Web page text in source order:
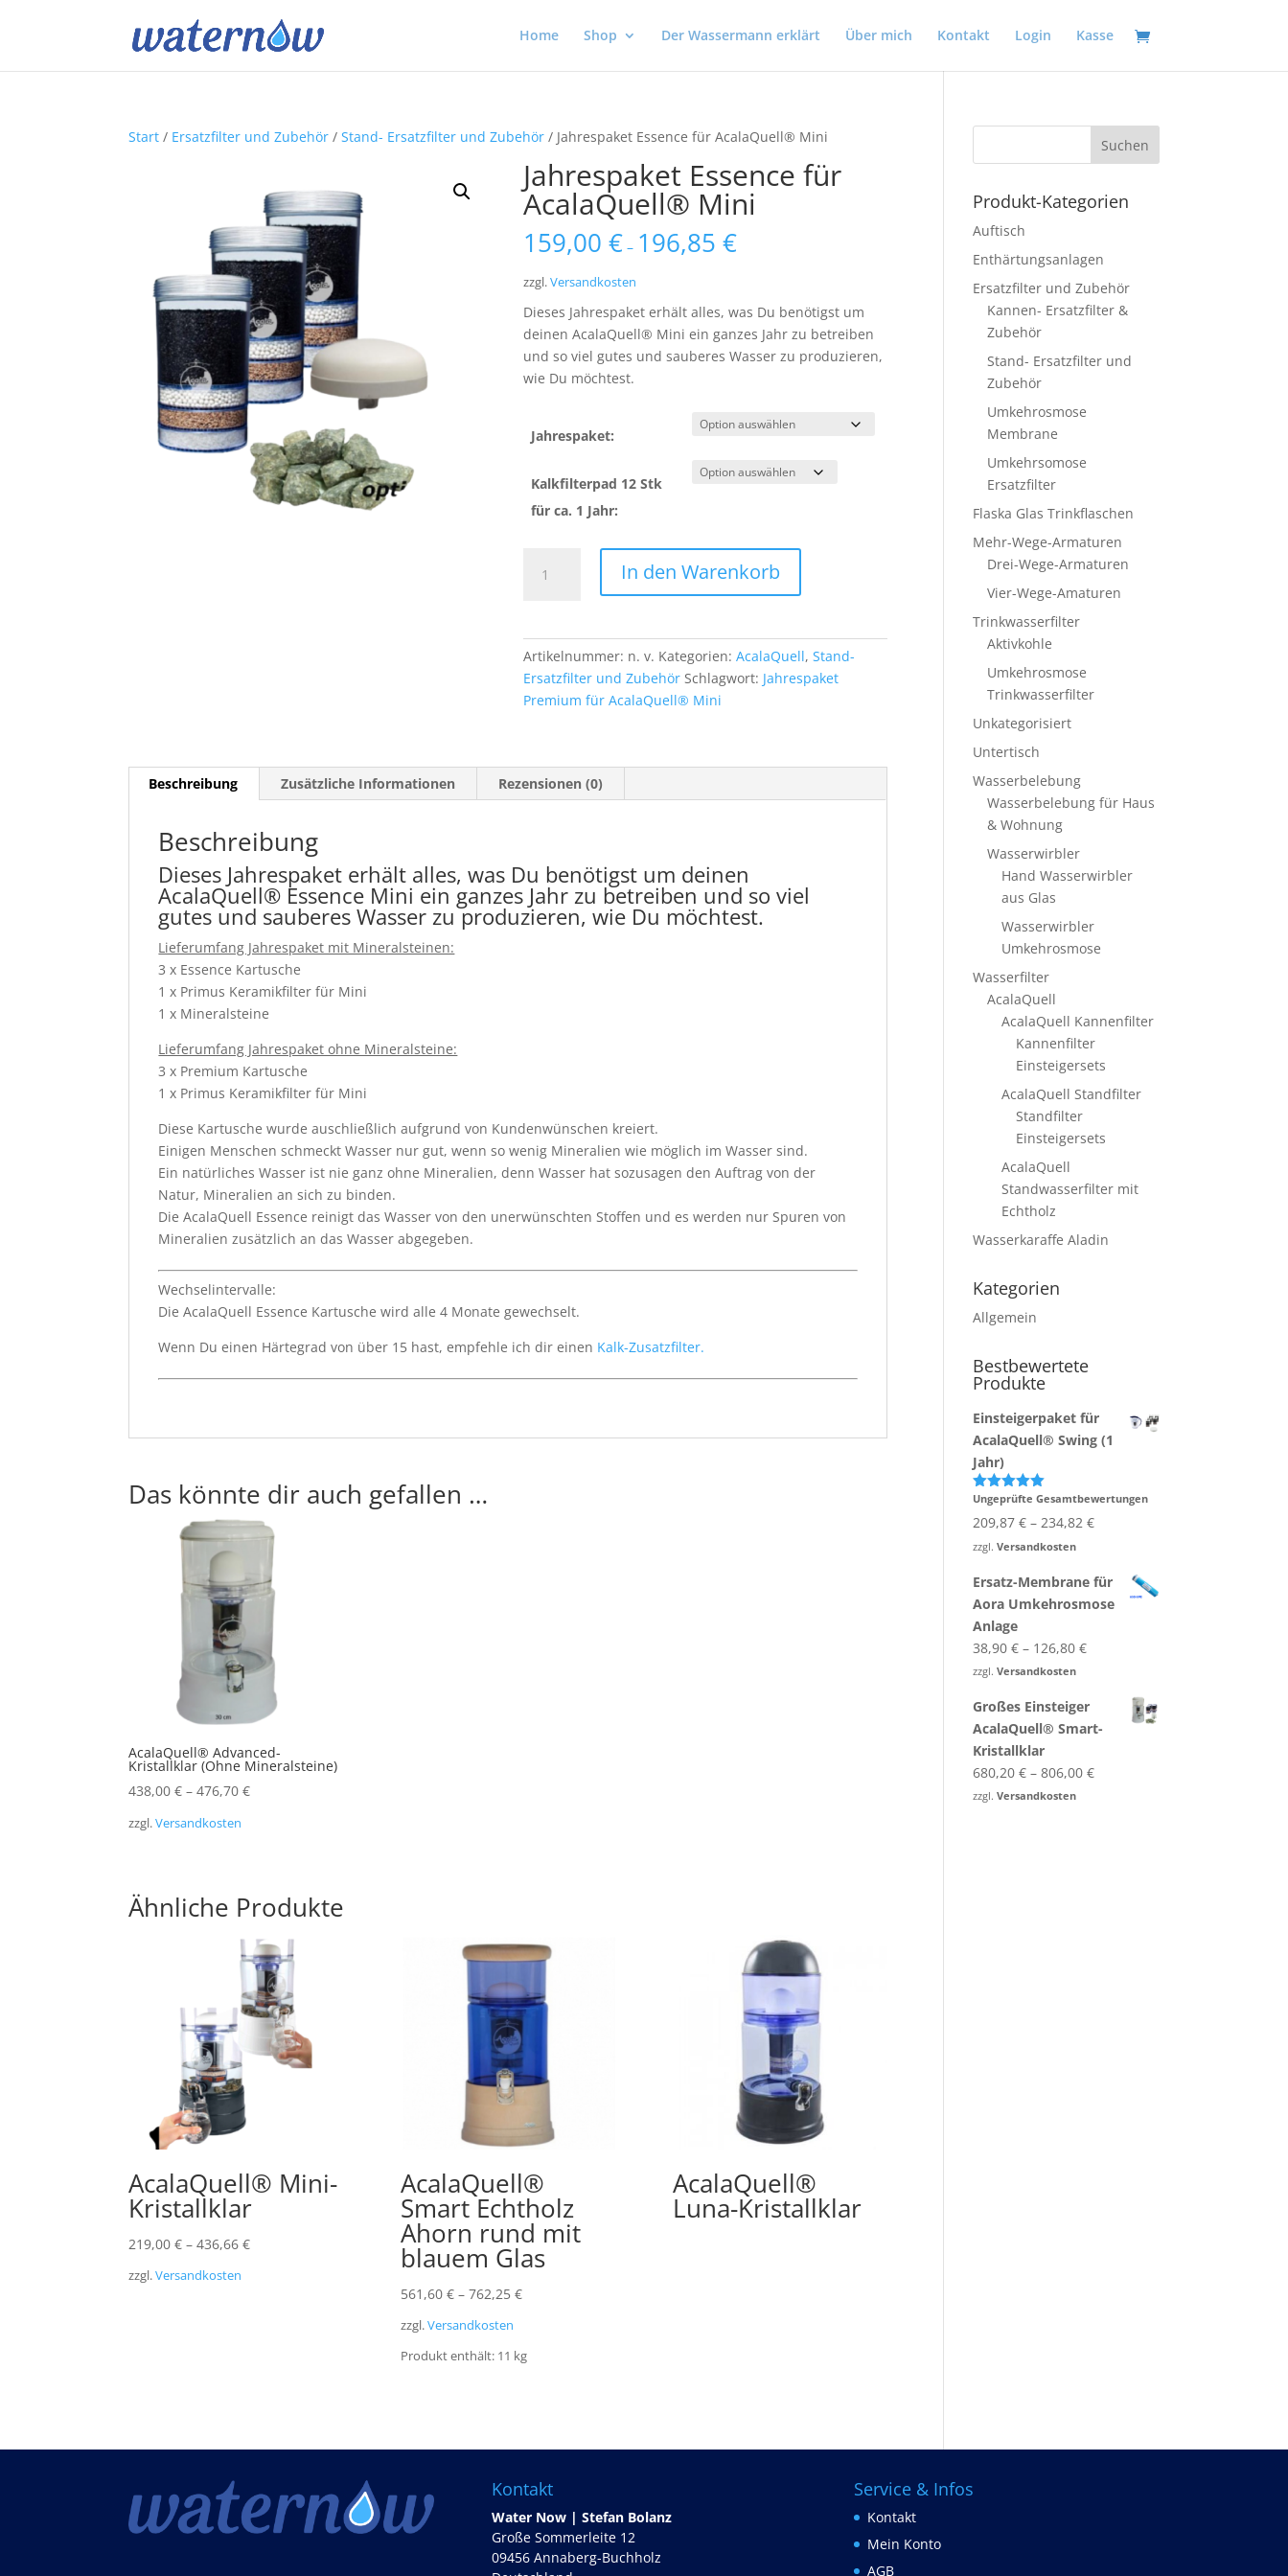
Home Shop Der Wassermann erklärt Über mich Kontakt Login Kasse
Start / Ersatzfilter und Zubehör /Stand- Ersatzfilter und Zubehör / Jahrespaket Essence für AcalaQuell® Mini
Jahrespaket Essence für
AcalaQuell® Mini
159,00€ – 196,85€
zzgl.Versandkosten
Dieses Jahrespaket erhält alles, was Du benötigst um
deinen AcalaQuell® Mini ein ganzes Jahr zu betreiben
und so viel gutes und sauberes Wasser zu produzieren,
wie Du möchtest.
Jahrespaket:
Kalkfilterpad 12 Stk
für ca. 1 Jahr:
Essence
Mini
Menge
In den Warenkorb
Artikelnummer: n. v. Kategorien:AcalaQuell,Stand-
Ersatzfilter und Zubehör Schlagwort: Jahrespaket
Premium für AcalaQuell® Mini
Beschreibung Zusätzliche Informationen Rezensionen (0)
Beschreibung
Dieses Jahrespaket erhält alles, was Du benötigst um deinen
AcalaQuell® Essence Mini ein ganzes Jahr zu betreiben und so viel
gutes und sauberes Wasser zu produzieren, wie Du möchtest.
Lieferumfang Jahrespaket mit Mineralsteinen:
3 x Essence Kartusche
1 x Primus Keramikfilter für Mini
1 x Mineralsteine
Lieferumfang Jahrespaket ohne Mineralsteine:
3 x Premium Kartusche
1 x Primus Keramikfilter für Mini
Diese Kartusche wurde auschließlich aufgrund von Kundenwünschen kreiert.
Einigen Menschen schmeckt Wasser nur gut, wenn so wenig Mineralien wie möglich im Wasser sind.
Ein natürliches Wasser ist nie ganz ohne Mineralien, denn Wasser hat sozusagen den Auftrag von der
Natur, Mineralien an sich zu binden.
Die AcalaQuell Essence reinigt das Wasser von den unerwünschten Stoffen und es werden nur Spuren von
Mineralien zusätzlich an das Wasser abgegeben.
Wechselintervalle:
Die AcalaQuell Essence Kartusche wird alle 4 Monate gewechselt.
Wenn Du einen Härtegrad von über 15 hast, empfehle ich dir einen Kalk-Zusatzfilter.
Das könnte dir auch gefallen …
AcalaQuell® Advanced-
Kristallklar (Ohne Mineralsteine)
438,00€ –476,70€
zzgl.Versandkosten
Ähnliche Produkte
AcalaQuell® Mini-
Kristallklar
219,00€ –436,66€
zzgl.Versandkosten
AcalaQuell®
Smart Echtholz
Ahorn rund mit
blauem Glas
561,60 €– 762,25 €
zzgl.Versandkosten
Produkt enthält: 11 kg
AcalaQuell®
Luna-Kristallklar
Produkt-Kategorien
Auftisch
Enthärtungsanlagen
Ersatzfilter und Zubehör
Kannen- Ersatzfilter &
Zubehör
Stand- Ersatzfilter und
Zubehör
Umkehrosmose
Membrane
Umkehrsomose
Ersatzfilter
Flaska Glas Trinkflaschen
Mehr-Wege-Armaturen
Drei-Wege-Armaturen
Vier-Wege-Amaturen
Trinkwasserfilter
Aktivkohle
Umkehrosmose
Trinkwasserfilter
Unkategorisiert
Untertisch
Wasserbelebung
Wasserbelebung für Haus
& Wohnung
Wasserwirbler
Hand Wasserwirbler
aus Glas
Wasserwirbler
Umkehrosmose
Wasserfilter
AcalaQuell
AcalaQuell Kannenfilter
Kannenfilter
Einsteigersets
AcalaQuell Standfilter
Standfilter
Einsteigersets
AcalaQuell
Standwasserfilter mit
Echtholz
Wasserkaraffe Aladin
Kategorien
Allgemein
Bestbewertete
Produkte
Einsteigerpaket für
AcalaQuell® Swing (1
Jahr)
Bewertet
von 5
Ungeprüfte Gesamtbewertungen
209,87€ –234,82€
zzgl.Versandkosten
Ersatz-Membrane für
Aora Umkehrosmose
Anlage
38,90€ – 126,80€
zzgl.Versandkosten
Großes Einsteiger
AcalaQuell® Smart-​
Kristallklar
680,20€ –806,00€
zzgl.Versandkosten
Kontakt
Water Now | Stefan Bolanz
Große Sommerleite 12
09456 Annaberg-Buchholz
Service & Infos
Kontakt
Mein Konto
AGB